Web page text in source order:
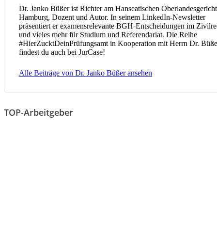
Dr. Janko Büßer ist Richter am Hanseatischen
Hamburg, Dozent und Autor. In seinem LinkedIn-Newsletter
präsentiert er examensrelevante BGH-Entscheidungen im
und vieles mehr für Studium und Referendariat. Die Reihe
#HierZucktDeinPrüfungsamt in Kooperation mit Herrn Dr.
findest du auch bei JurCase!
Alle Beiträge von Dr. Janko Büßer ansehen
TOP-Arbeitgeber